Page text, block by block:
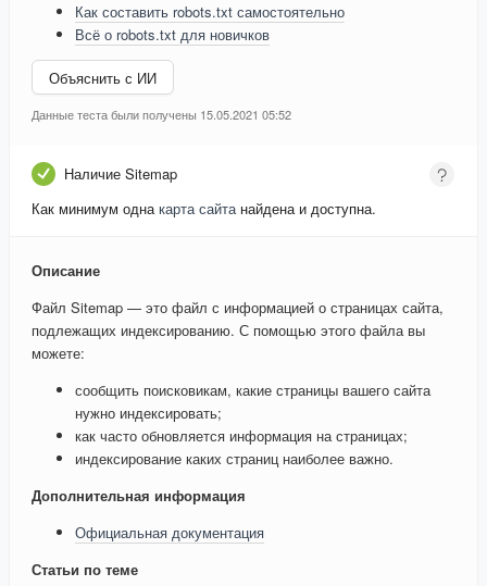
Как составить robots.txt самостоятельно
Всё о robots.txt для новичков
Объяснить с ИИ
Данные теста были получены 15.05.2021 05:52
Наличие Sitemap
Как минимум однакарта сайтанайдена и доступна.
Описание
Файл Sitemap — это файл с информацией о страницах сайта,
подлежащих индексированию. С помощью этого файла вы
можете:
сообщить поисковикам, какие страницы вашего сайта
нужно индексировать;
как часто обновляется информация на страницах;
индексирование каких страниц наиболее важно.
Дополнительная информация
Официальная документация
Статьи по теме